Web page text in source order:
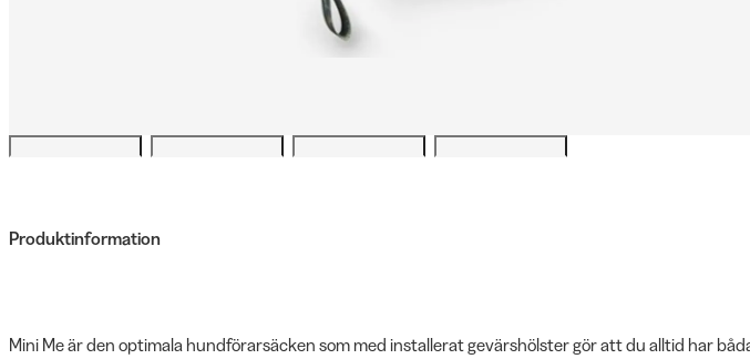
Produktinformation
Mini Me är den optimala hundförarsäcken som med installerat gevärshölster gör att du alltid har